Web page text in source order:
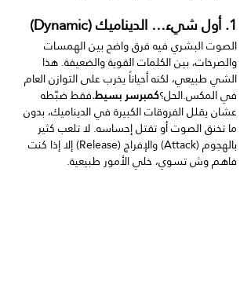
1. أول شيء… الديناميك (Dynamic)
الصوت البشري فيه فرق واضح بين الهمسات
والصرخات، بين الكلمات القوية والضعيفة. هذا
الشي طبيعي، لكنه أحياناً يخرب على التوازن العام
في المكس.الحل؟كمبرسر بسيط.فقط ضبّطه
عشان يقلل الفروقات الكبيرة في الديناميك، بدون
ما تخنق الصوت أو تقتل إحساسه. لا تلعب كثير
بالهجوم (Attack) والإفراج (Release) إلا إذا كنت
فاهم وش تسوي، خلي الأمور طبيعية.